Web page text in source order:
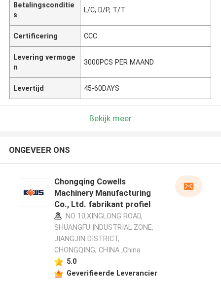
Betalingsconditie
s
L/C, D/P, T/T
Certificering CCC
Levering vermoge
n
3000PCS PER MAAND
Levertijd 45-60DAYS
Bekijk meer
ONGEVEER ONS
Chongqing Cowells
Machinery Manufacturing
Co., Ltd. fabrikant profiel
NO 10,XINGLONG ROAD,
SHUANGFU INDUSTRIAL ZONE,
JIANGJIN DISTRICT,
CHONGQING, CHINA ,China
5.0
Geverifieerde Leverancier